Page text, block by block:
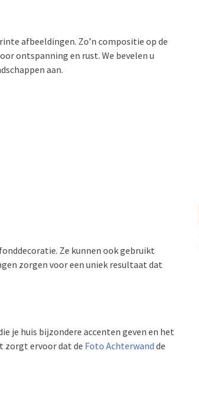
afbeeldingen. Zo’n compositie op de
ontspanning en rust. We bevelen u
aan.
Ze kunnen ook gebruikt
zorgen voor een uniek resultaat dat
je huis bijzondere accenten geven en het
zorgt ervoor dat de Foto Achterwand de